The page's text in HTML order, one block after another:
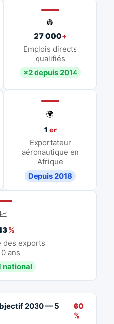
👷
27 000+
Emplois directs
qualifiés
×2 depuis 2014
🌍
1 er
Exportateur
aéronautique en
Afrique
Depuis 2018
📈
%
des exports
ans
national
2030 — 5
60
%